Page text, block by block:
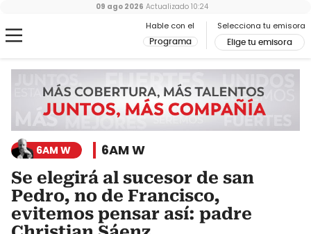
Hable con el
Programa
Selecciona tu emisora
Elige tu emisora
09 ago 2026 Actualizado 10:24
6AM W 6AM W
Se elegirá al sucesor de san
Pedro, no de Francisco,
evitemos pensar así: padre